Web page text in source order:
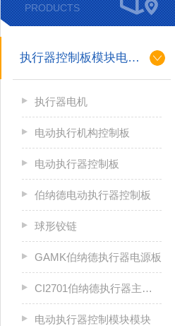
PRODUCTS
执行器控制板模块电机配件
执行器电机
电动执行机构控制板
电动执行器控制板
伯纳德电动执行器控制板
球形铰链
GAMK伯纳德执行器电源板
CI2701伯纳德执行器主控板
电动执行器控制模块模块